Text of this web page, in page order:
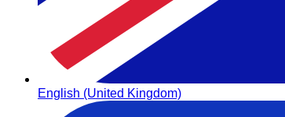
English (United Kingdom)